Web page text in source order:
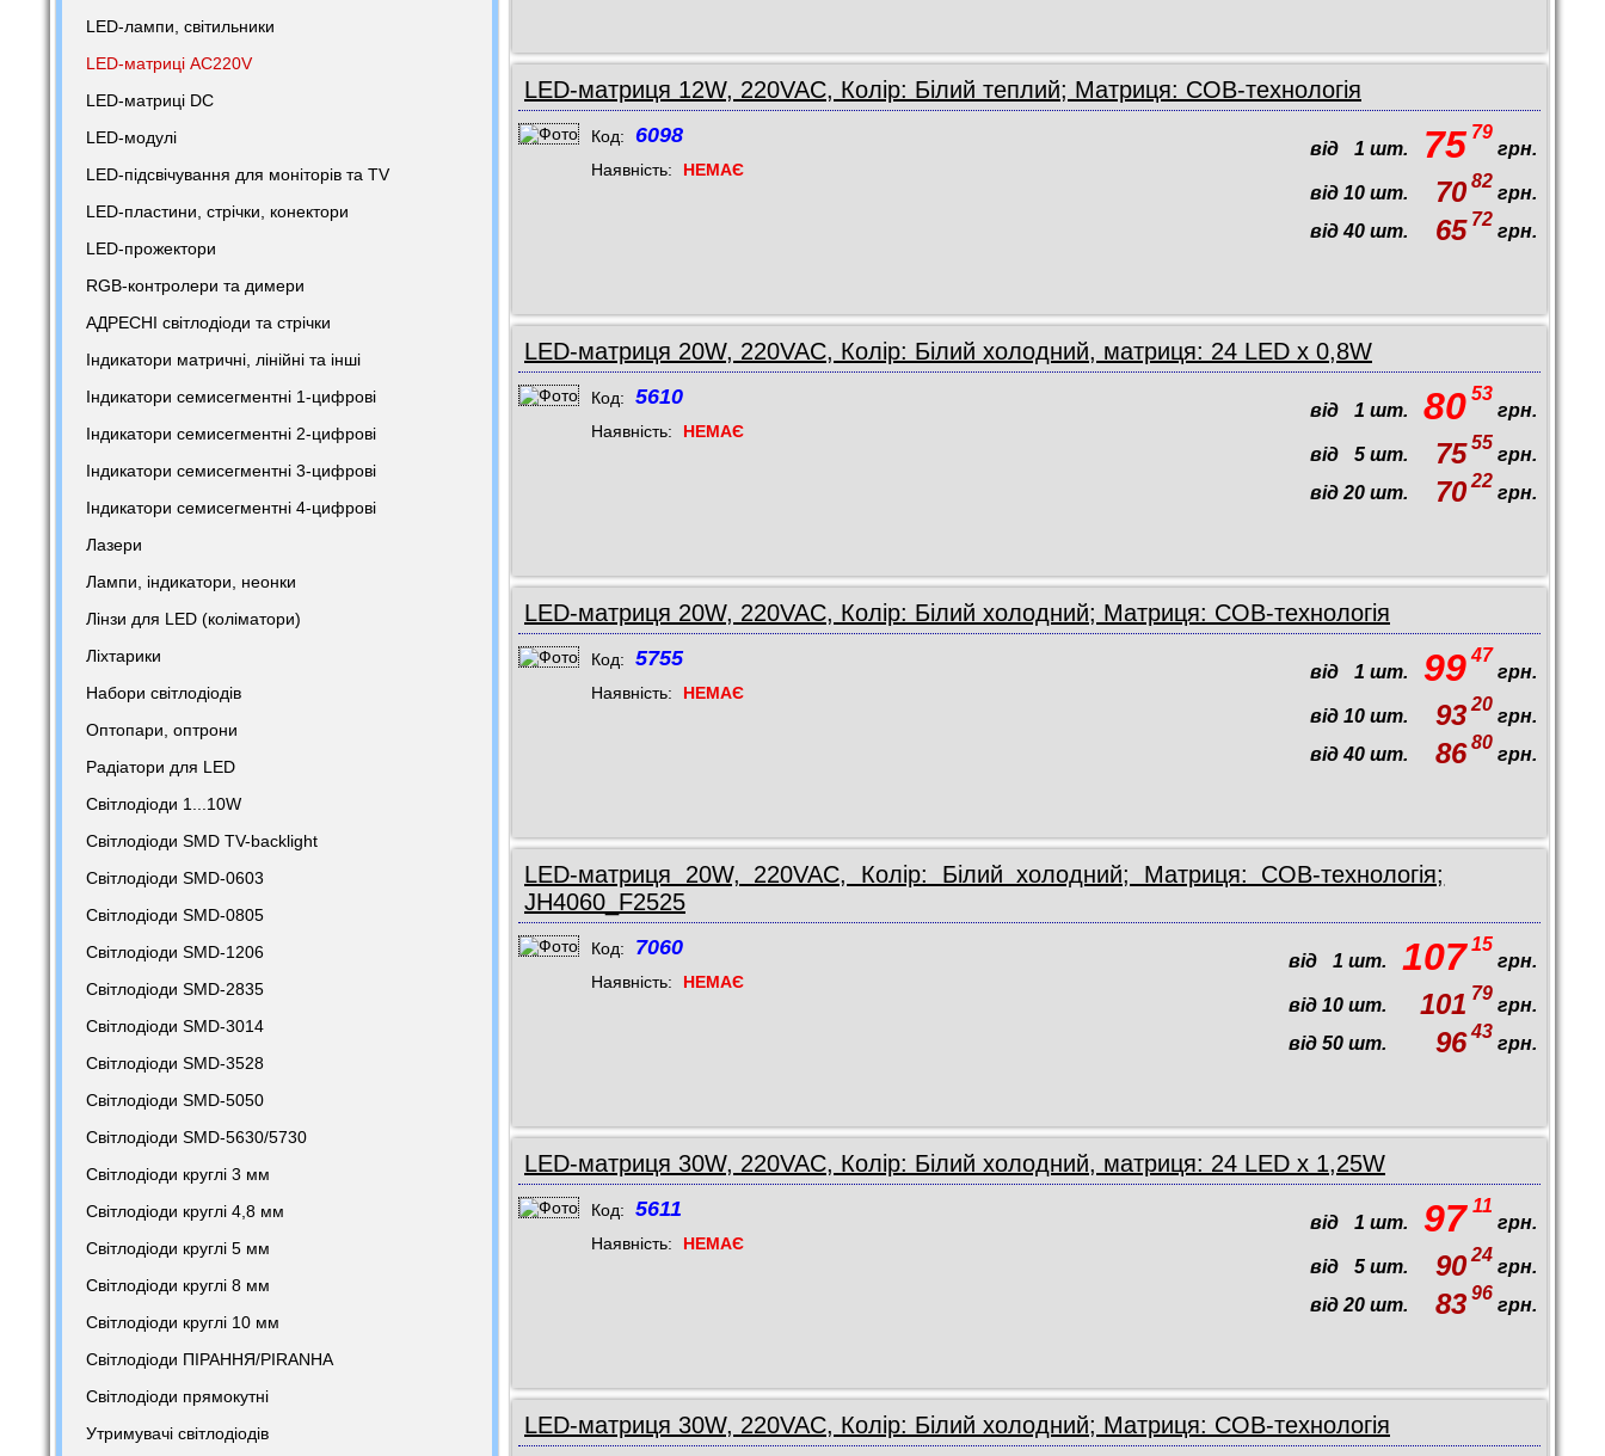
LED-лампи, світильники
LED-матриці AC220V
LED-матриці DC
LED-модулі
LED-підсвічування для моніторів та TV
LED-пластини, стрічки, конектори
LED-прожектори
RGB-контролери та димери
АДРЕСНІ світлодіоди та стрічки
Індикатори матричні, лінійні та інші
Індикатори семисегментні 1-цифрові
Індикатори семисегментні 2-цифрові
Індикатори семисегментні 3-цифрові
Індикатори семисегментні 4-цифрові
Лазери
Лампи, індикатори, неонки
Лінзи для LED (коліматори)
Ліхтарики
Набори світлодіодів
Оптопари, оптрони
Радіатори для LED
Світлодіоди 1...10W
Світлодіоди SMD TV-backlight
Світлодіоди SMD-0603
Світлодіоди SMD-0805
Світлодіоди SMD-1206
Світлодіоди SMD-2835
Світлодіоди SMD-3014
Світлодіоди SMD-3528
Світлодіоди SMD-5050
Світлодіоди SMD-5630/5730
Світлодіоди круглі 3 мм
Світлодіоди круглі 4,8 мм
Світлодіоди круглі 5 мм
Світлодіоди круглі 8 мм
Світлодіоди круглі 10 мм
Світлодіоди ПІРАННЯ/PIRANHA
Світлодіоди прямокутні
Утримувачі світлодіодів
LED-матриця 12W, 220VAC, Колір: Білий теплий; Матриця: COB-технологія
Код: 6098
Наявність: НЕМАЄ
від 1 шт. 75 79
грн.
від 10 шт. 70 82
грн.
від 40 шт. 65 72
грн.
LED-матриця 20W, 220VAC, Колір: Білий холодний, матриця: 24 LED x 0,8W
Код: 5610
Наявність: НЕМАЄ
від 1 шт. 80 53
грн.
від 5 шт. 75 55
грн.
від 20 шт. 70 22
грн.
LED-матриця 20W, 220VAC, Колір: Білий холодний; Матриця: COB-технологія
Код: 5755
Наявність: НЕМАЄ
від 1 шт. 99 47
грн.
від 10 шт. 93 20
грн.
від 40 шт. 86 80
грн.
LED-матриця 20W, 220VAC, Колір: Білий холодний; Матриця: COB-технологія;
JH4060_F2525
Код: 7060
Наявність: НЕМАЄ
від 1 шт. 107 15
грн.
від 10 шт. 101 79
грн.
від 50 шт. 96 43
грн.
LED-матриця 30W, 220VAC, Колір: Білий холодний, матриця: 24 LED x 1,25W
Код: 5611
Наявність: НЕМАЄ
від 1 шт. 97 11
грн.
від 5 шт. 90 24
грн.
від 20 шт. 83 96
грн.
LED-матриця 30W, 220VAC, Колір: Білий холодний; Матриця: COB-технологія